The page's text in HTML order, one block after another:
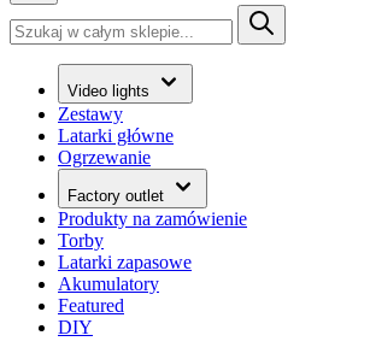
Szukaj
Video lights
Zestawy
Latarki główne
Ogrzewanie
Factory outlet
Produkty na zamówienie
Torby
Latarki zapasowe
Akumulatory
Featured
DIY